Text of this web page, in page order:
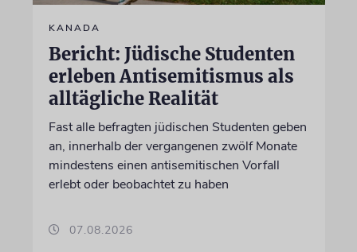
KANADA
Bericht: Jüdische Studenten
erleben Antisemitismus als
alltägliche Realität
Fast alle befragten jüdischen Studenten geben
an, innerhalb der vergangenen zwölf Monate
mindestens einen antisemitischen Vorfall
erlebt oder beobachtet zu haben
07.08.2026